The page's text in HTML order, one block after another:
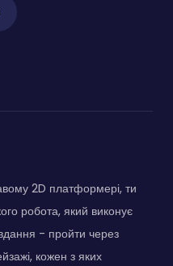
2D платформері, ти
робота, який виконує
- пройти через
кожен з яких